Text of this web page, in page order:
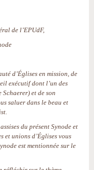
de l’EPUdF,
d’Églises en mission, de
exécutif dont l’un des
Schaerer) et de son
saluer dans le beau et
du présent Synode et
et unions d’Églises vous
est mentionnée sur le